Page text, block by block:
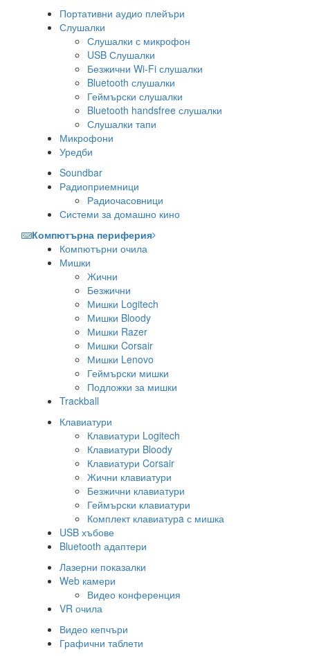
Портативни аудио плейъри
Слушалки
Слушалки с микрофон
USB Слушалки
Безжични Wi-Fi слушалки
Bluetooth слушалки
Геймърски слушалки
Bluetooth handsfree слушалки
Слушалки тапи
Микрофони
Уредби
Soundbar
Радиоприемници
Радиочасовници
Системи за домашно кино
Компютърна периферия
Компютърни очила
Мишки
Жични
Безжични
Мишки Logitech
Мишки Bloody
Мишки Razer
Мишки Corsair
Мишки Lenovo
Геймърски мишки
Подложки за мишки
Trackball
Клавиатури
Клавиатури Logitech
Клавиатури Bloody
Клавиатури Corsair
Жични клавиатури
Безжични клавиатури
Геймърски клавиатури
Комплект клавиатурa с мишка
USB хъбове
Bluetooth адаптери
Лазерни показалки
Web камери
Видео конференция
VR очила
Видео кепчъри
Графични таблети